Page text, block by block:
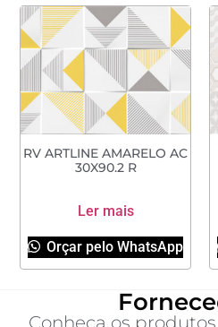
RV ARTLINE AMARELO AC
30X90.2 R
Ler mais
Orçar pelo WhatsApp